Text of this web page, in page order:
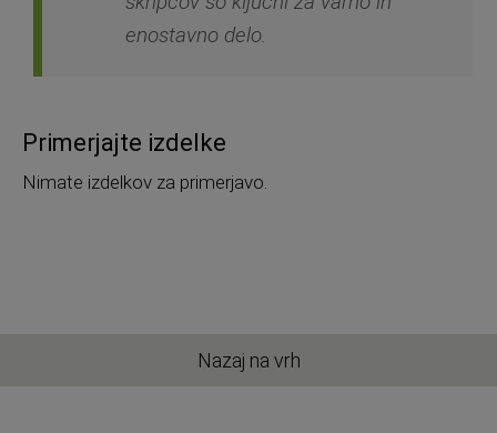
enostavno delo.
Primerjajte izdelke
Nimate izdelkov za primerjavo.
Nazaj na vrh